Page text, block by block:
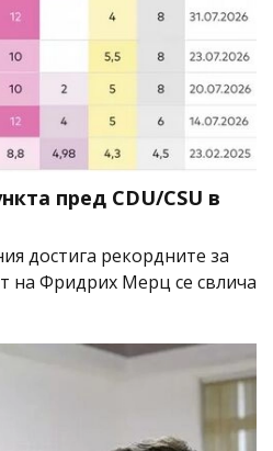
пред CDU/CSU в
достига рекордните за
на Фридрих Мерц се свлича